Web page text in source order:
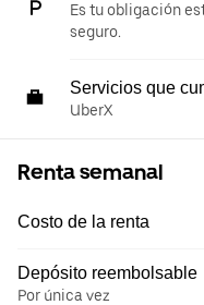
Es tu obligación
seguro.
Servicios que
UberX
Renta semanal
Costo de la renta
Depósito reembolsable
Por única vez